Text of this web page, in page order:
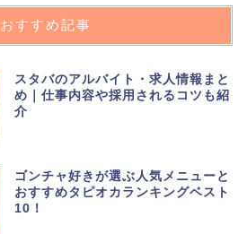
おすすめ記事
スタバのアルバイト・求人情報まと
め｜仕事内容や採用されるコツも紹
介
ゴンチャ好きが選ぶ人気メニューと
おすすめタピオカランキングベスト
10！